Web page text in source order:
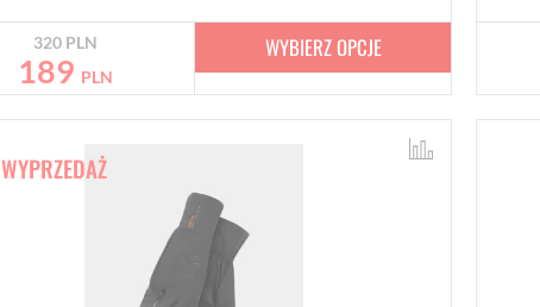
320 PLN
189 PLN
WYBIERZ OPCJE
WYPRZEDAŻ